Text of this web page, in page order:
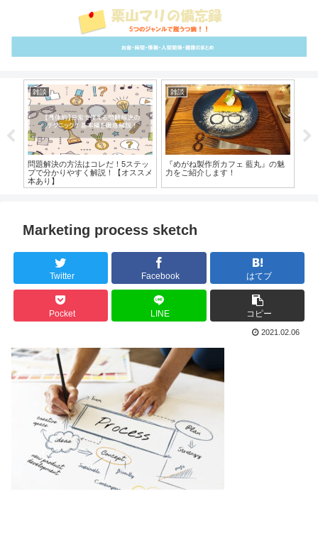
雑談
問題解決の方法はコレだ！5ステッ
プで分かりやすく解説！【オススメ
本あり】
雑談
『めがね製作所カフェ 藍丸』の魅
力をご紹介します！
Marketing process sketch
Twitter Facebook はてブ
Pocket LINE コピー
2021.02.06